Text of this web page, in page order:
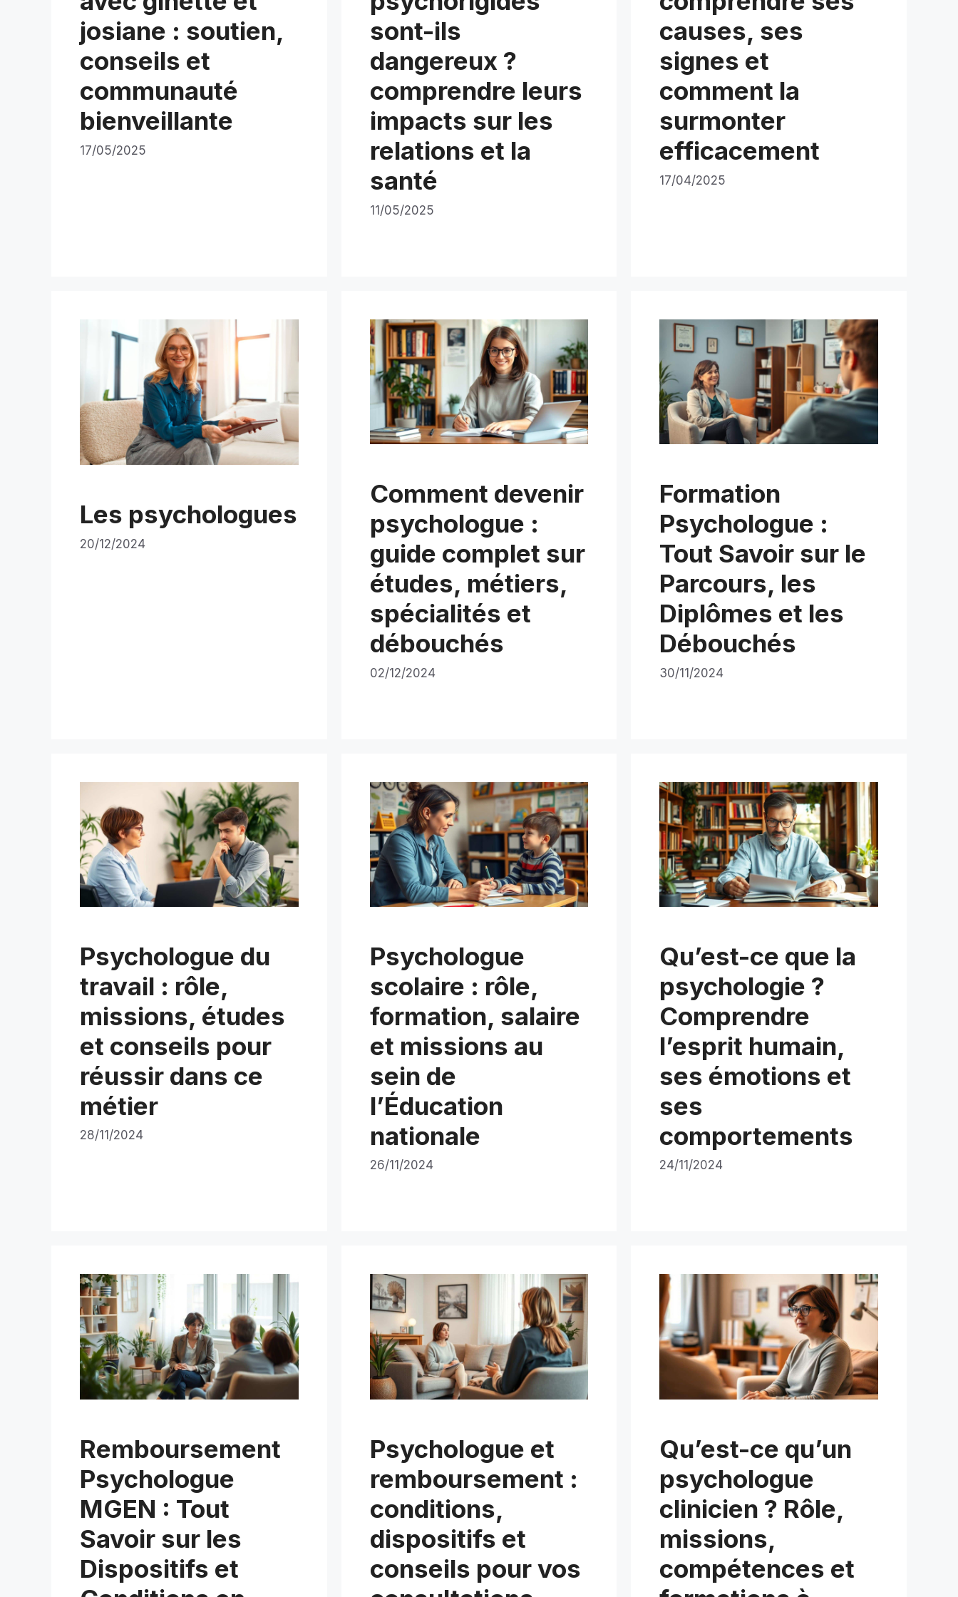
josiane : soutien,
conseils et
communauté
bienveillante
17/05/2025
sont-ils
dangereux ?
comprendre leurs
impacts sur les
relations et la
santé
11/05/2025
causes, ses
signes et
comment la
surmonter
efficacement
17/04/2025
Les psychologues
20/12/2024
Comment devenir
psychologue :
guide complet sur
études, métiers,
spécialités et
débouchés
02/12/2024
Formation
Psychologue :
Tout Savoir sur le
Parcours, les
Diplômes et les
Débouchés
30/11/2024
Psychologue du
travail : rôle,
missions, études
et conseils pour
réussir dans ce
métier‍
28/11/2024
Psychologue
scolaire : rôle,
formation, salaire
et missions au
sein de
l’Éducation
nationale
26/11/2024
Qu’est-ce que la
psychologie ?
Comprendre
l’esprit humain,
ses émotions et
ses
comportements
24/11/2024
Remboursement
Psychologue
MGEN : Tout
Savoir sur les
Dispositifs et
Psychologue et
remboursement :
conditions,
dispositifs et
conseils pour vos
Qu’est-ce qu’un
psychologue
clinicien ? Rôle,
missions,
compétences et